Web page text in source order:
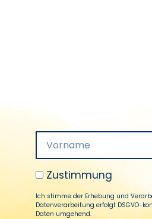
Zustimmung
Ich stimme der Erhebung und
Datenverarbeitung erfolgt DSGVO-
Daten umgehend.